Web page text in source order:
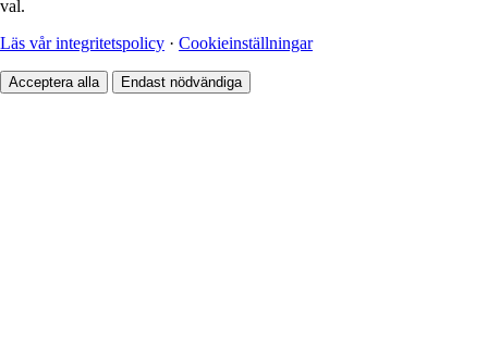
val.
Läs vår integritetspolicy · Cookieinställningar
Acceptera alla Endast nödvändiga